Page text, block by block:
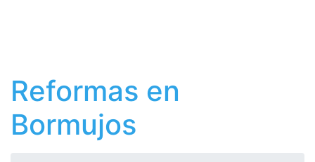
Reformas en
Bormujos